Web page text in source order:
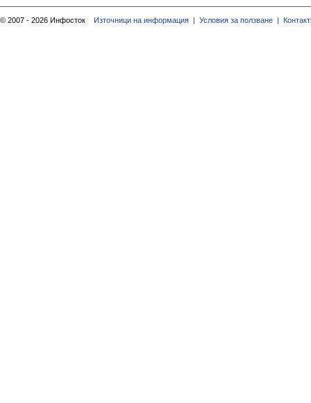
© 2007 - 2026 Инфосток Източници на информация | Условия за ползване |